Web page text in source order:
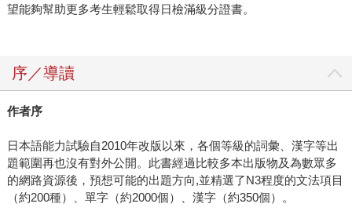
望能夠幫助更多考生輕鬆取得日檢滿級分證書。
序／導讀
作者序
日本語能力試驗自2010年改版以來，各個等級的詞彙、漢字等出
題範圍再也沒有對外公開。此書經過比較多本出版物及為數眾多
的網路資源後，預想可能的出題方向,並精選了N3程度的文法項目
（約200種）、單字（約2000個）、漢字（約350個）。